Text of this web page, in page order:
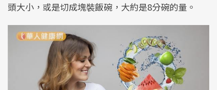
頭大小，或是切成塊裝飯碗，大約是8分碗的量。